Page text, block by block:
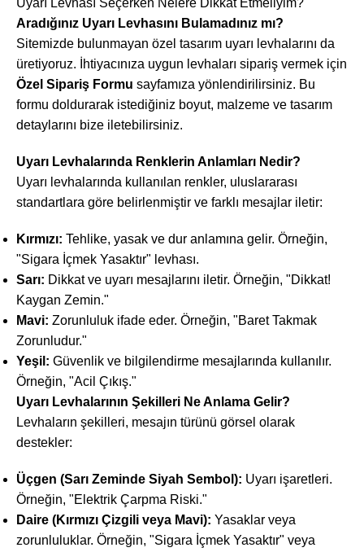
Aradığınız Uyarı Levhasını Bulamadınız mı?
Sitemizde bulunmayan özel tasarım uyarı levhalarını da
üretiyoruz. İhtiyacınıza uygun levhaları sipariş vermek için
Özel Sipariş Formu sayfamıza yönlendirilirsiniz. Bu
formu doldurarak istediğiniz boyut, malzeme ve tasarım
detaylarını bize iletebilirsiniz.
Uyarı Levhalarında Renklerin Anlamları Nedir?
Uyarı levhalarında kullanılan renkler, uluslararası
standartlara göre belirlenmiştir ve farklı mesajlar iletir:
Kırmızı: Tehlike, yasak ve dur anlamına gelir. Örneğin,
"Sigara İçmek Yasaktır" levhası.
Sarı: Dikkat ve uyarı mesajlarını iletir. Örneğin, "Dikkat!
Kaygan Zemin."
Mavi: Zorunluluk ifade eder. Örneğin, "Baret Takmak
Zorunludur."
Yeşil: Güvenlik ve bilgilendirme mesajlarında kullanılır.
Örneğin, "Acil Çıkış."
Uyarı Levhalarının Şekilleri Ne Anlama Gelir?
Levhaların şekilleri, mesajın türünü görsel olarak
destekler:
Üçgen (Sarı Zeminde Siyah Sembol): Uyarı işaretleri.
Örneğin, "Elektrik Çarpma Riski."
Daire (Kırmızı Çizgili veya Mavi): Yasaklar veya
zorunluluklar. Örneğin, "Sigara İçmek Yasaktır" veya